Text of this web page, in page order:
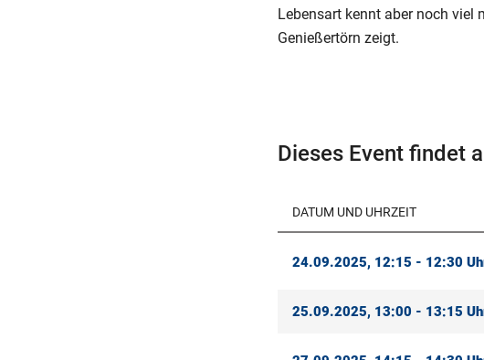
Lebensart kennt aber noch viel
Genießertörn zeigt.
Dieses Event findet
DATUM UND UHRZEIT
24.09.2025, 12:15 - 12:30
25.09.2025, 13:00 - 13:15